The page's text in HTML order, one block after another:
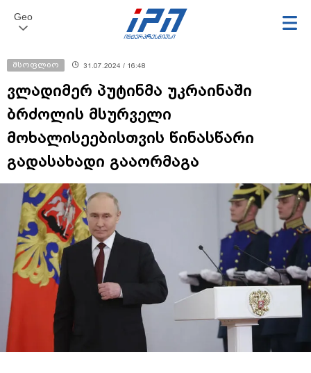
Geo
მსოფლიო 31.07.2024 / 16:48
ვლადიმერ პუტინმა უკრაინაში
ბრძოლის მსურველი
მოხალისეებისთვის წინასწარი
გადასახადი გააორმაგა